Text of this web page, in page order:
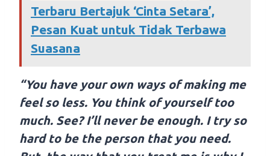
Terbaru Bertajuk ‘Cinta Setara’,
Pesan Kuat untuk Tidak Terbawa
Suasana
“You have your own ways of making me
feel so less. You think of yourself too
much. See? I’ll never be enough. I try so
hard to be the person that you need.